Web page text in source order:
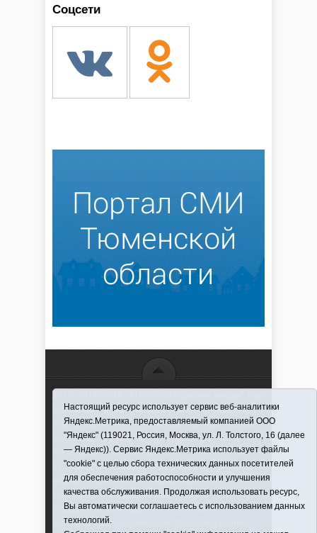
Соцсети
использовании материалов ссылка обязательна
Информационная лента выходит при финансовой
поддержке правительства Тюменской области
Регистрационный номер СМИ ЭЛ № ФС 77-66066
от 10.06. 2016 г. выдано Федеральной службой по
надзору в сфере связи, информационных
технологий и массовых коммуникаций.
Учредитель (соучредители) Автономная
некоммерческая организация "Информационно-
Настоящий ресурс использует сервис веб-аналитики
Яндекс.Метрика, предоставляемый компанией ООО
"Яндекс" (119021, Россия, Москва, ул. Л. Толстого, 16 (далее
— Яндекс)). Сервис Яндекс.Метрика использует файлы
"cookie" с целью сбора технических данных посетителей
для обеспечения работоспособности и улучшения
качества обслуживания. Продолжая использовать ресурс,
Вы автоматически соглашаетесь с использованием данных
технологий.